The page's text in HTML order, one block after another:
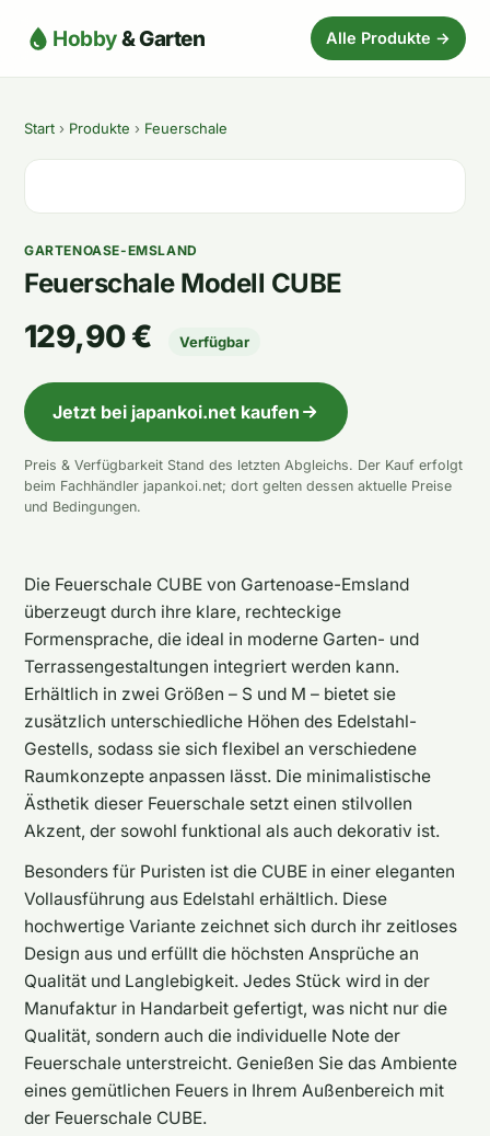
Hobby& Garten Alle Produkte →
Start › Produkte › Feuerschale
GARTENOASE-EMSLAND
Feuerschale Modell CUBE
129,90 € Verfügbar
Jetzt bei japankoi.net kaufen
Preis & Verfügbarkeit Stand des letzten Abgleichs. Der Kauf erfolgt
beim Fachhändler japankoi.net; dort gelten dessen aktuelle Preise
und Bedingungen.
Die Feuerschale CUBE von Gartenoase-Emsland
überzeugt durch ihre klare, rechteckige
Formensprache, die ideal in moderne Garten- und
Terrassengestaltungen integriert werden kann.
Erhältlich in zwei Größen – S und M – bietet sie
zusätzlich unterschiedliche Höhen des Edelstahl-
Gestells, sodass sie sich flexibel an verschiedene
Raumkonzepte anpassen lässt. Die minimalistische
Ästhetik dieser Feuerschale setzt einen stilvollen
Akzent, der sowohl funktional als auch dekorativ ist.
Besonders für Puristen ist die CUBE in einer eleganten
Vollausführung aus Edelstahl erhältlich. Diese
hochwertige Variante zeichnet sich durch ihr zeitloses
Design aus und erfüllt die höchsten Ansprüche an
Qualität und Langlebigkeit. Jedes Stück wird in der
Manufaktur in Handarbeit gefertigt, was nicht nur die
Qualität, sondern auch die individuelle Note der
Feuerschale unterstreicht. Genießen Sie das Ambiente
eines gemütlichen Feuers in Ihrem Außenbereich mit
der Feuerschale CUBE.